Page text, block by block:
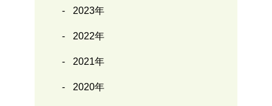
2023年
2022年
2021年
2020年